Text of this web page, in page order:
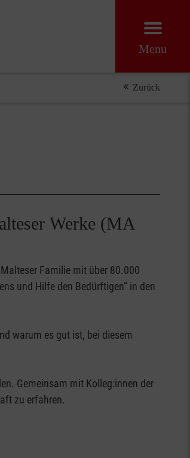
Menu
Zurück
Werke (MA
Familie mit über 80.000
und Hilfe den Bedürftigen“ in den
warum es gut ist, bei diesem
zu erfahren.